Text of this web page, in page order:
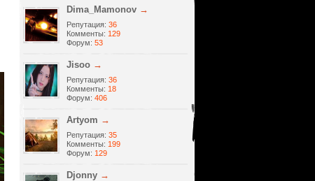
Dima_Mamonov →
Репутация: 36
Комменты: 129
Форум: 53
Jisoo →
Репутация: 36
Комменты: 18
Форум: 406
Artyom →
Репутация: 35
Комменты: 199
Форум: 129
Djonny →